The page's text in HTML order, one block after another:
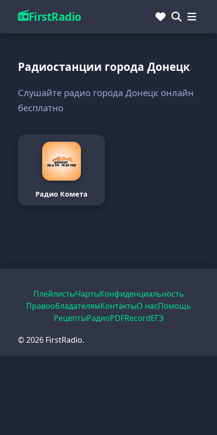
FirstRadio
Радиостанции города Донецк
Слушайте радио города Донецк онлайн
бесплатно
Радио Комета
ПлейлистыЧартыКонфиденциальность
ПравообладателямКонтактыО насПомощь
РецептыРадиоPDFRecordЕГЭ
© 2026 FirstRadio.